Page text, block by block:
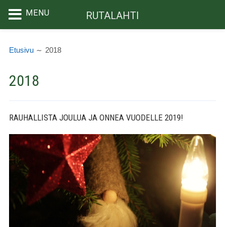
sisältöön
Etusivu 2018
2018
RAUHALLISTA JOULUA JA ONNEA VUODELLE 2019!
MENU RUTALAHTI